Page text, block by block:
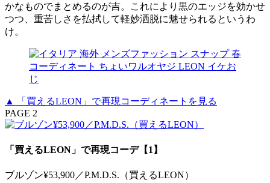
かなものでまとめるのが吉。これにより黒のエッジを効かせ
つつ、重苦しさを払拭して軽妙洒脱に魅せられるというわ
け。
▲ 「買えるLEON」で再現コーディネートを見る
PAGE 2
「買えるLEON」で再現コーデ【1】
ブルゾン¥53,900／P.M.D.S.（買えるLEON）